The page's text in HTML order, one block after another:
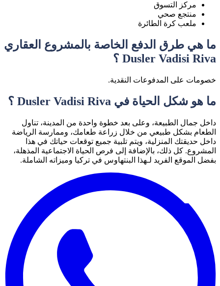
مركز التسوق
منتجع صحي
ملعب كرة الطائرة
ما هي طرق الدفع الخاصة بالمشروع العقاري
Dusler Vadisi Riva ؟
خصومات على المدفوعات النقدية.
ما هو شكل الحياة في Dusler Vadisi Riva ؟
داخل جمال الطبيعة، وعلى بعد خطوة واحدة من المدينة، تناول
الطعام بشكل طبيعي من خلال زراعة طعامك، وممارسة الرياضة
داخل حديقتك المنزلية، ويتم تلبية جميع توقعات حياتك في هذا
المشروع. كل ذلك، بالإضافة إلى فرص الحياة الاجتماعية المذهلة،
بفضل الموقع الفريد لـهذا البنتهاوس في تركيا وميزاته الشاملة.